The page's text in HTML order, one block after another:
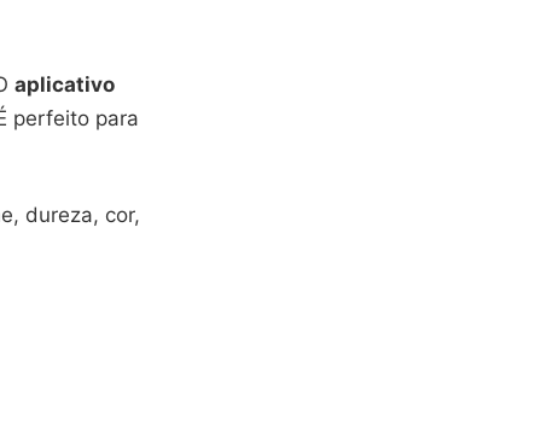
aplicativo
perfeito para
dureza, cor,